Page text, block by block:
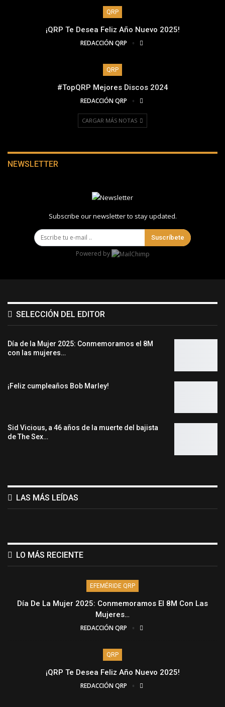
QRP
¡QRP Te Desea Feliz Año Nuevo 2025!
REDACCIÓN QRP
QRP
#TopQRP Mejores Discos 2024
REDACCIÓN QRP
CARGAR MÁS NOTAS
NEWSLETTER
Subscribe our newsletter to stay updated.
Suscríbete
Powered by
SELECCIÓN DEL EDITOR
Día de la Mujer 2025: Conmemoramos el 8M
con las mujeres…
¡Feliz cumpleaños Bob Marley!
Sid Vicious, a 46 años de la muerte del bajista
de The Sex…
LAS MÁS LEÍDAS
LO MÁS RECIENTE
EFEMÉRIDE QRP
Día De La Mujer 2025: Conmemoramos El 8M Con Las
Mujeres…
REDACCIÓN QRP
QRP
¡QRP Te Desea Feliz Año Nuevo 2025!
REDACCIÓN QRP